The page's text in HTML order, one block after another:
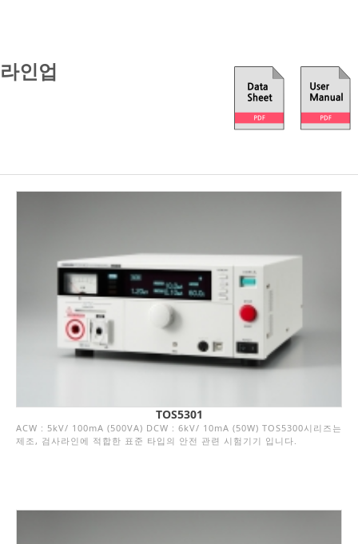
라인업
TOS5301
ACW : 5kV/ 100mA (500VA) DCW : 6kV/ 10mA (50W) TOS5300시리즈는
제조, 검사라인에 적합한 표준 타입의 안전 관련 시험기기 입니다.